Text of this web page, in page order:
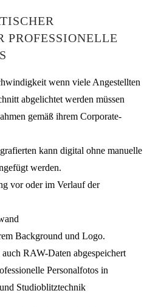
PROFESSIONELLE
wenn viele Angestellten
abgelichtet werden müssen
gemäß ihrem Corporate-
kann digital ohne manuelle
werden.
vor oder im Verlauf der
Background und Logo.
RAW-Daten abgespeichert
Personalfotos in
Studioblitztechnik